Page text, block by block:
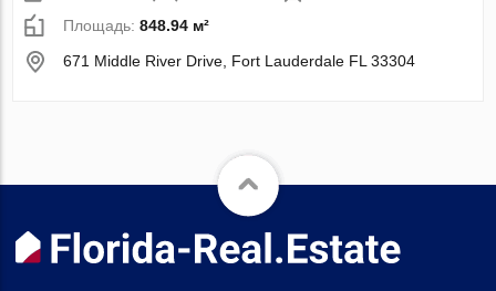
Площадь:848.94 м²
671 Middle River Drive, Fort Lauderdale FL 33304